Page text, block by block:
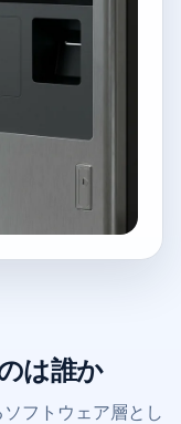
は誰か
フトウェア層とし